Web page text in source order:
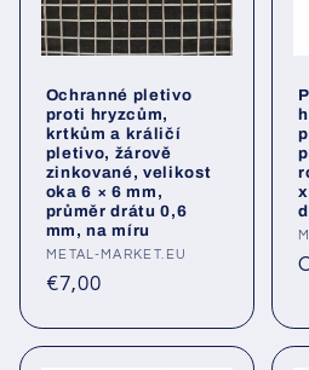
Ochranné pletivo
proti hryzcům,
krtkům a králičí
pletivo, žárově
zinkované, velikost
oka 6 × 6 mm,
průměr drátu 0,6
mm, na míru
Poskytovatel:
METAL-MARKET.EU
Běžná
€7,00